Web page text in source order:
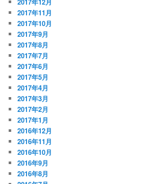
2017年11月
2017年10月
2017年9月
2017年8月
2017年7月
2017年6月
2017年5月
2017年4月
2017年3月
2017年2月
2017年1月
2016年12月
2016年11月
2016年10月
2016年9月
2016年8月